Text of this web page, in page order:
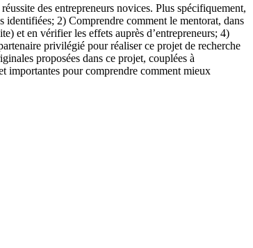
des entrepreneurs novices. Plus spécifiquement,
identifiées; 2) Comprendre comment le mentorat, dans
et en vérifier les effets auprès d’entrepreneurs; 4)
privilégié pour réaliser ce projet de recherche
proposées dans ce projet, couplées à
importantes pour comprendre comment mieux